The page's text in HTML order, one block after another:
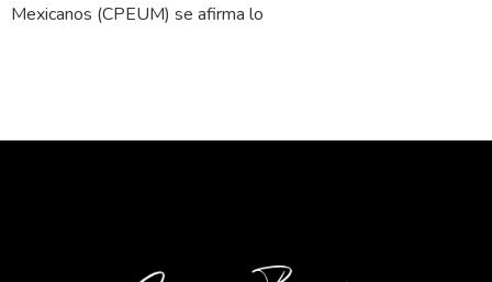
Mexicanos (CPEUM) se afirma lo